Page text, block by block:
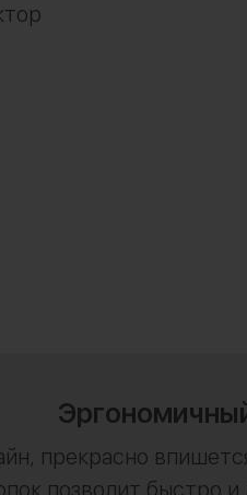
прекрасно
позволит быстро